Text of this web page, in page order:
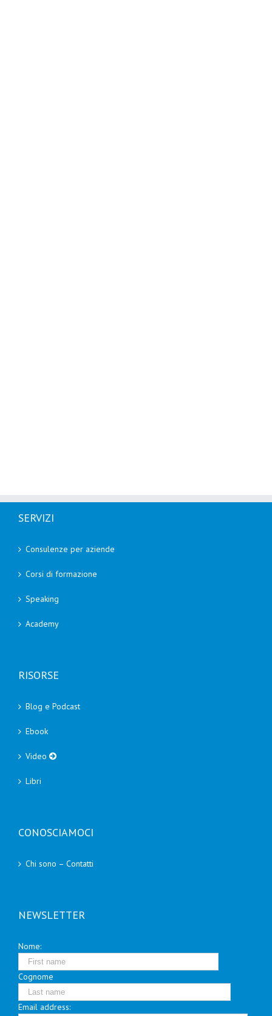
SERVIZI
Consulenze per aziende
Corsi di formazione
Speaking
Academy
RISORSE
Blog e Podcast
Ebook
Video
Libri
CONOSCIAMOCI
Chi sono – Contatti
NEWSLETTER
Nome:
Cognome
Email address: